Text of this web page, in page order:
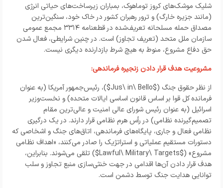
شلیک موشک‌های کروز توماهوک، بمباران زیرساخت‌های حیاتی انرژی
(مانند جزیره خارگ) و ترور رهبران کشور در خاک خود، سنگین‌ترین
مصداق حمله مسلحانه تعریف‌شده در قطعنامه ۳۳۱۴ مجمع عمومی
سازمان ملل متحد (تعریف تجاوز) است. در چنین شرایطی، فعال شدن
حق دفاع مشروع، منوط به هیچ شرط بازدارنده دیگری نیست.
مشروعیت هدف قرار دادن زنجیره فرماندهی:
از نظر حقوق جنگ ($Jus\ in\ Bello$)، رئیس‌جمهور آمریکا (به عنوان
فرمانده کل قوا بر اساس قانون اساسی ایالات متحده) و نخست‌وزیر
اسرائیل (به عنوان رئیس شورای عالی امنیت و عالی‌ترین مقام
تصمیم‌گیرنده نظامی) در رأس هرم نظامی قرار دارند. در یک درگیری
نظامی فعال و جاری، پایگاه‌های فرماندهی، اتاق‌های جنگ و اشخاصی که
دستورات مستقیم عملیاتی و استراتژیک را صادر می‌کنند، «اهداف نظامی
مشروع» ($Lawful\ Military\ Targets$) تلقی می‌شوند. بنابراین،
هدف قرار دادن آن‌ها اقدامی در جهت خنثی‌سازی منبع تجاوز و سلب
توانایی هدایت جنگ توسط دشمن است.